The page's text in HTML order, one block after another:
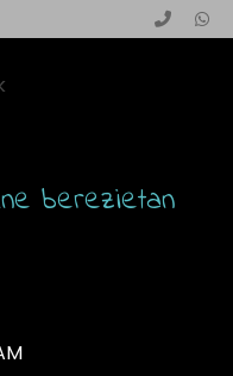
berezietan